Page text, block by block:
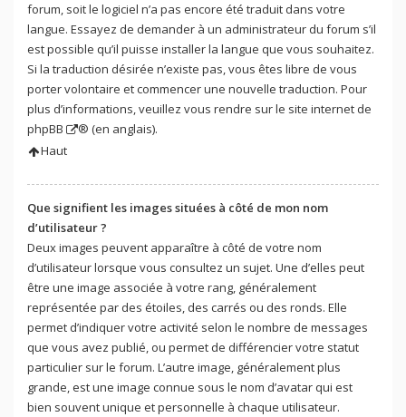
forum, soit le logiciel n’a pas encore été traduit dans votre
langue. Essayez de demander à un administrateur du forum s’il
est possible qu’il puisse installer la langue que vous souhaitez.
Si la traduction désirée n’existe pas, vous êtes libre de vous
porter volontaire et commencer une nouvelle traduction. Pour
plus d’informations, veuillez vous rendre surle site internet de
phpBB
® (en anglais).
Haut
Que signifient les images situées à côté de mon nom
d’utilisateur ?
Deux images peuvent apparaître à côté de votre nom
d’utilisateur lorsque vous consultez un sujet. Une d’elles peut
être une image associée à votre rang, généralement
représentée par des étoiles, des carrés ou des ronds. Elle
permet d’indiquer votre activité selon le nombre de messages
que vous avez publié, ou permet de différencier votre statut
particulier sur le forum. L’autre image, généralement plus
grande, est une image connue sous le nom d’avatar qui est
bien souvent unique et personnelle à chaque utilisateur.